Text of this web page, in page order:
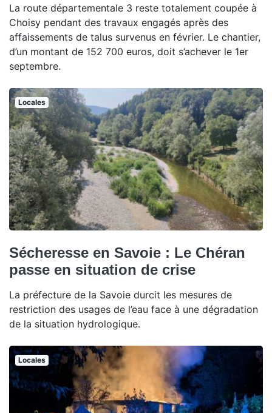
La route départementale 3 reste totalement coupée à
Choisy pendant des travaux engagés après des
affaissements de talus survenus en février. Le chantier,
d’un montant de 152 700 euros, doit s’achever le 1er
septembre.
Locales
Sécheresse en Savoie : Le Chéran
passe en situation de crise
La préfecture de la Savoie durcit les mesures de
restriction des usages de l’eau face à une dégradation
de la situation hydrologique.
Locales